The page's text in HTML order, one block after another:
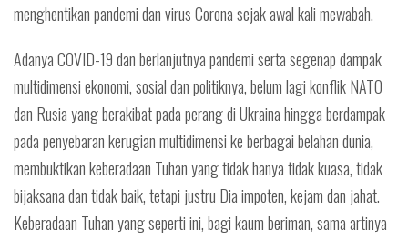
menghentikan pandemi dan virus Corona sejak awal kali mewabah.
Adanya COVID-19 dan berlanjutnya pandemi serta segenap dampak
multidimensi ekonomi, sosial dan politiknya, belum lagi konflik NATO
dan Rusia yang berakibat pada perang di Ukraina hingga berdampak
pada penyebaran kerugian multidimensi ke berbagai belahan dunia,
membuktikan keberadaan Tuhan yang tidak hanya tidak kuasa, tidak
bijaksana dan tidak baik, tetapi justru Dia impoten, kejam dan jahat.
Keberadaan Tuhan yang seperti ini, bagi kaum beriman, sama artinya